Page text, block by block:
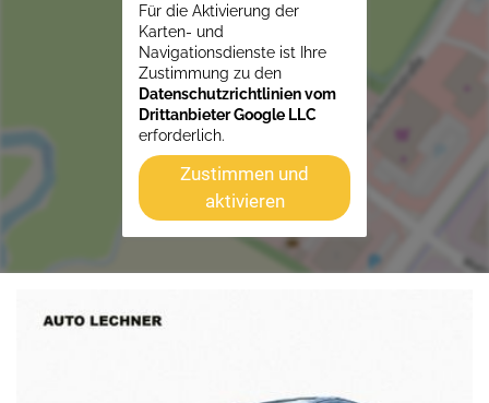
Für die Aktivierung der
Karten- und
Navigationsdienste ist Ihre
Zustimmung zu den
Datenschutzrichtlinien vom
Drittanbieter Google LLC
erforderlich.
Zustimmen und
aktivieren